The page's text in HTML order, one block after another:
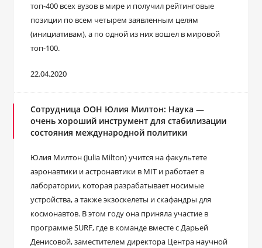
топ-400 всех вузов в мире и получил рейтинговые
позиции по всем четырем заявленным целям
(инициативам), а по одной из них вошел в мировой
топ-100.
22.04.2020
Сотрудница ООН Юлия Милтон: Наука —
очень хороший инструмент для стабилизации
состояния международной политики
Юлия Милтон (Julia Milton) учится на факультете
аэронавтики и астронавтики в MIT и работает в
лаборатории, которая разрабатывает носимые
устройства, а также экзоскелеты и скафандры для
космонавтов. В этом году она приняла участие в
программе SURF, где в команде вместе с Дарьей
Денисовой, заместителем директора Центра научной